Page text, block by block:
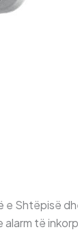
e Shtëpisë
të